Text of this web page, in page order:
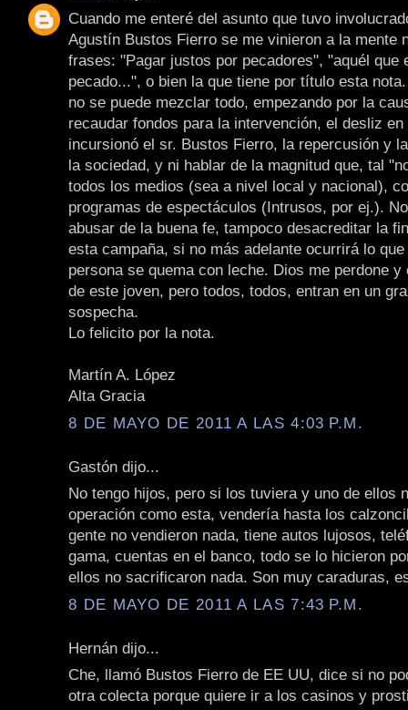
Cuando me enteré del asunto que tuvo
Agustín Bustos Fierro se me vinieron a la mente
frases: "Pagar justos por pecadores", "aquél que
pecado...", o bien la que tiene por título esta
no se puede mezclar todo, empezando por la
recaudar fondos para la intervención, el desliz en
incursionó el sr. Bustos Fierro, la repercusión y
la sociedad, y ni hablar de la magnitud que, tal
todos los medios (sea a nivel local y nacional),
programas de espectáculos (Intrusos, por ej.).
abusar de la buena fe, tampoco desacreditar la
esta campaña, si no más adelante ocurrirá lo que
persona se quema con leche. Dios me perdone y
de este joven, pero todos, todos, entran en un
sospecha.
Lo felicito por la nota.
Martín A. López
Alta Gracia
8 DE MAYO DE 2011 A LAS 4:03 P.M.
Gastón dijo...
No tengo hijos, pero si los tuviera y uno de ellos
operación como esta, vendería hasta los
gente no vendieron nada, tiene autos lujosos,
gama, cuentas en el banco, todo se lo hicieron
ellos no sacrificaron nada. Son muy caraduras,
8 DE MAYO DE 2011 A LAS 7:43 P.M.
Hernán dijo...
Che, llamó Bustos Fierro de EE UU, dice si no
otra colecta porque quiere ir a los casinos y